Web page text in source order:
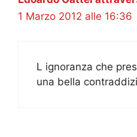
1 Marzo 2012 alle 16:36
L ignoranza che
una bella